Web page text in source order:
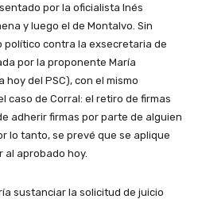
por la oficialista Inés
y luego el de Montalvo. Sin
político contra la exsecretaria de
por la proponente María
del PSC), con el mismo
caso de Corral: el retiro de firmas
adherir firmas por parte de alguien
lo tanto, se prevé que se aplique
al aprobado hoy.
sustanciar la solicitud de juicio